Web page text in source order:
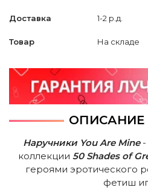
Доставка 1-2 р.д.
Товар На складе
ОПИСАНИЕ
Наручники You Are Mine
коллекции 50 Shades of
героями эротического
фетиш